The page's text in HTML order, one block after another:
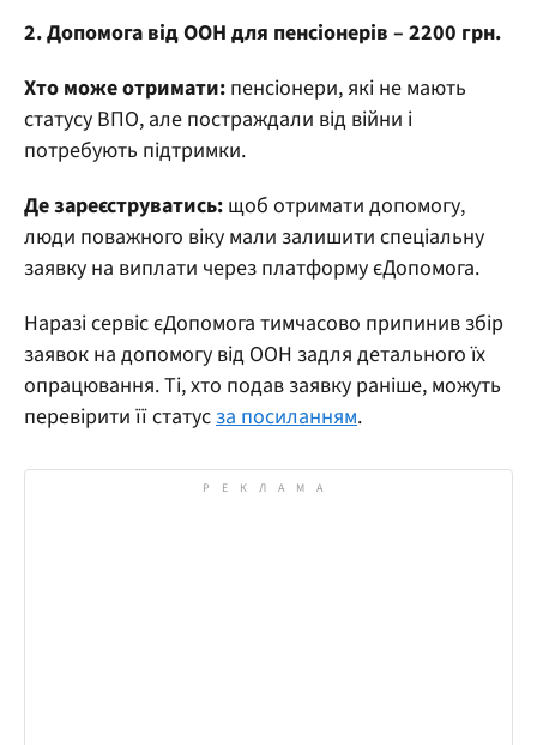
2. Допомога від ООН для пенсіонерів – 2200 грн.
Хто може отримати: пенсіонери, які не мають
статусу ВПО, але постраждали від війни і
потребують підтримки.
Де зареєструватись: щоб отримати допомогу,
люди поважного віку мали залишити спеціальну
заявку на виплати через платформу єДопомога.
Наразі сервіс єДопомога тимчасово припинив збір
заявок на допомогу від ООН задля детального їх
опрацювання. Ті, хто подав заявку раніше, можуть
перевірити її статусза посиланням.